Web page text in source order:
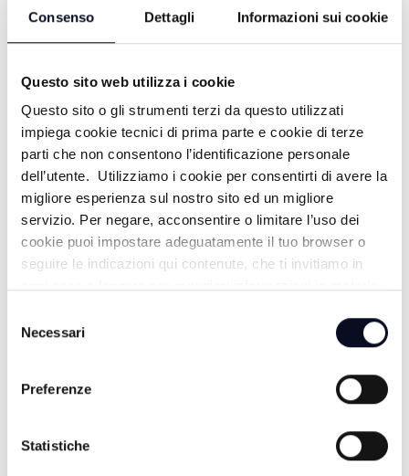
Consenso Dettagli Informazioni sui cookie
Questo sito web utilizza i cookie
Questo sito o gli strumenti terzi da questo utilizzati
impiega cookie tecnici di prima parte e cookie di terze
parti che non consentono l’identificazione personale
dell’utente. Utilizziamo i cookie per consentirti di avere la
migliore esperienza sul nostro sito ed un migliore
servizio. Per negare, acconsentire o limitare l’uso dei
cookie puoi impostare adeguatamente il tuo browser o
seguire le indicazioni qui contenute, che ti invitiamo in
delNecessari
Preferenze
Statistiche
ALTRE NOTIZIE TUTTE LE NOTIZIE